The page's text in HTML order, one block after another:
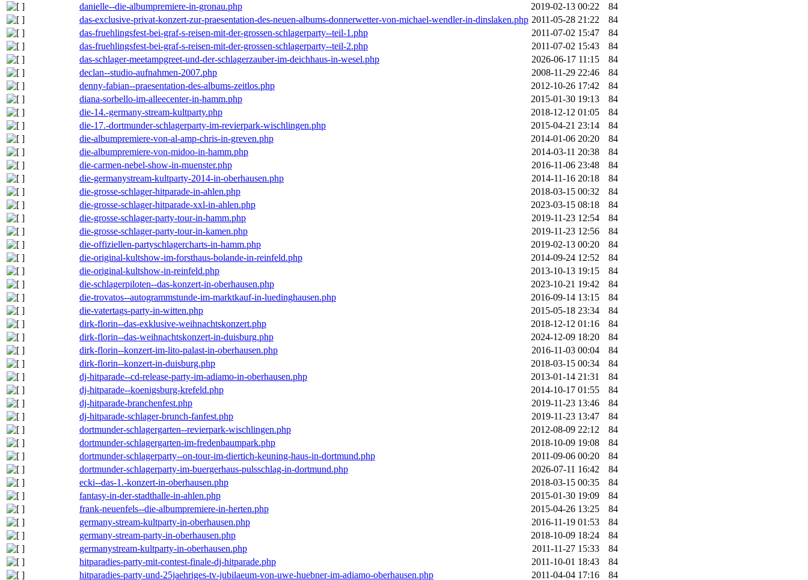
danielle--die-albumpremiere-in-gronau.php
2019-02-13 00:22
84
das-exclusive-privat-konzert-zur-praesentation-des-neuen-albums-donnerwetter-von-michael-wendler-in-dinslaken.php 2011-05-28 21:22
84
das-fruehlingsfest-bei-graf-s-reisen-mit-der-grossen-schlagerparty--teil-1.php
2011-07-02 15:47
84
das-fruehlingsfest-bei-graf-s-reisen-mit-der-grossen-schlagerparty--teil-2.php
2011-07-02 15:43
84
das-schlager-meetampgreet-und-der-schlagerzauber-im-deichhaus-in-wesel.php
2026-06-17 11:15
84
declan--studio-aufnahmen-2007.php
2008-11-29 22:46
84
denny-fabian--praesentation-des-albums-zeitlos.php
2012-10-26 17:42
84
diana-sorbello-im-alleecenter-in-hamm.php
2015-01-30 19:13
84
die-14.-germany-stream-kultparty.php
2018-12-12 01:05
84
die-17.-dortmunder-schlagerparty-im-revierpark-wischlingen.php
2015-04-21 23:14
84
die-albumpremiere-von-al-amp-chris-in-greven.php
2014-01-06 20:20
84
die-albumpremiere-von-midoo-in-hamm.php
2014-03-11 20:38
84
die-carmen-nebel-show-in-muenster.php
2016-11-06 23:48
84
die-germanystream-kultparty-2014-in-oberhausen.php
2014-11-16 20:18
84
die-grosse-schlager-hitparade-in-ahlen.php
2018-03-15 00:32
84
die-grosse-schlager-hitparade-xxl-in-ahlen.php
2023-03-15 08:18
84
die-grosse-schlager-party-tour-in-hamm.php
2019-11-23 12:54
84
die-grosse-schlager-party-tour-in-kamen.php
2019-11-23 12:56
84
die-offiziellen-partyschlagercharts-in-hamm.php
2019-02-13 00:20
84
die-original-kultshow-im-forsthaus-bolande-in-reinfeld.php
2014-09-24 12:52
84
die-original-kultshow-in-reinfeld.php
2013-10-13 19:15
84
die-schlagerpiloten--das-konzert-in-oberhausen.php
2023-10-21 19:42
84
die-trovatos--autogrammstunde-im-marktkauf-in-luedinghausen.php
2016-09-14 13:15
84
die-vatertags-party-in-witten.php
2015-05-18 23:34
84
dirk-florin--das-exklusive-weihnachtskonzert.php
2018-12-12 01:16
84
dirk-florin--das-weihnachtskonzert-in-duisburg.php
2024-12-09 18:20
84
dirk-florin--konzert-im-lito-palast-in-oberhausen.php
2016-11-03 00:04
84
dirk-florin--konzert-in-duisburg.php
2018-03-15 00:34
84
dj-hitparade--cd-release-party-im-adiamo-in-oberhausen.php
2013-01-14 21:31
84
dj-hitparade--koenigsburg-krefeld.php
2014-10-17 01:55
84
dj-hitparade-branchenfest.php
2019-11-23 13:46
84
dj-hitparade-schlager-brunch-fanfest.php
2019-11-23 13:47
84
dortmunder-schlagergarten--revierpark-wischlingen.php
2012-08-09 22:12
84
dortmunder-schlagergarten-im-fredenbaumpark.php
2018-10-09 19:08
84
dortmunder-schlagerparty--on-tour-im-diertich-keuning-haus-in-dortmund.php
2011-09-06 00:20
84
dortmunder-schlagerparty-im-buergerhaus-pulsschlag-in-dortmund.php
2026-07-11 16:42
84
ecki--das-1.-konzert-in-oberhausen.php
2018-03-15 00:35
84
fantasy-in-der-stadthalle-in-ahlen.php
2015-01-30 19:09
84
frank-neuenfels--die-albumpremiere-in-herten.php
2015-04-26 13:25
84
germany-stream-kultparty-in-oberhausen.php
2016-11-19 01:53
84
germany-stream-party-in-oberhausen.php
2018-10-09 18:24
84
germanystream-kultparty-in-oberhausen.php
2011-11-27 15:33
84
hitparadies-party-mit-contest-finale-dj-hitparade.php
2011-10-01 18:43
84
hitparadies-party-und-25jaehriges-tv-jubilaeum-von-uwe-huebner-im-adiamo-oberhausen.php
2011-04-04 17:16 84